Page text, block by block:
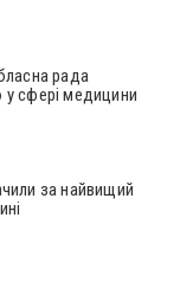
рада
сфері медицини
за найвищий